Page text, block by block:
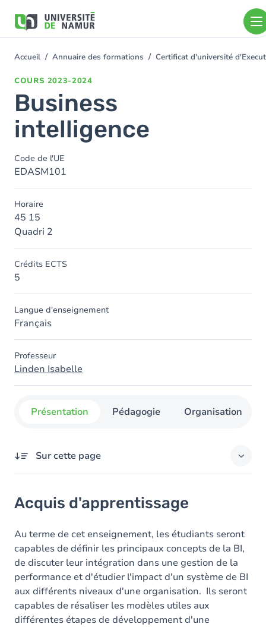
contenu
You
Accueil Annuaire des formations Certificat d'université
COURS 2023-2024
Business
intelligence
Code de l'UE
EDASM101
Horaire
45 15
Quadri 2
Crédits ECTS
5
Langue d'enseignement
Français
Professeur
Linden Isabelle
Présentation Pédagogie Organisation
Sur cette page
Contenu
Acquis d'apprentissage
Au terme de cet enseignement, les étudiants seront
capables de définir les principaux concepts de la BI,
de discuter leur intégration dans une gestion de la
performance et d'étudier l'impact d'un système de BI
aux différents niveaux d'une organisation. Ils seront
capables de résaliser les modèles utiles aux
différentes étapes de développement d'une